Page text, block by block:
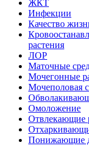
ЖКТ
Инфекции
Качество
растения
ЛОР
Маточные
Мочегонные
Мочеполовая
Омоложение
Отвлекающие
Понижающие